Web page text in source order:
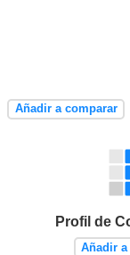
Añadir a comparar
Profil de
Añadir